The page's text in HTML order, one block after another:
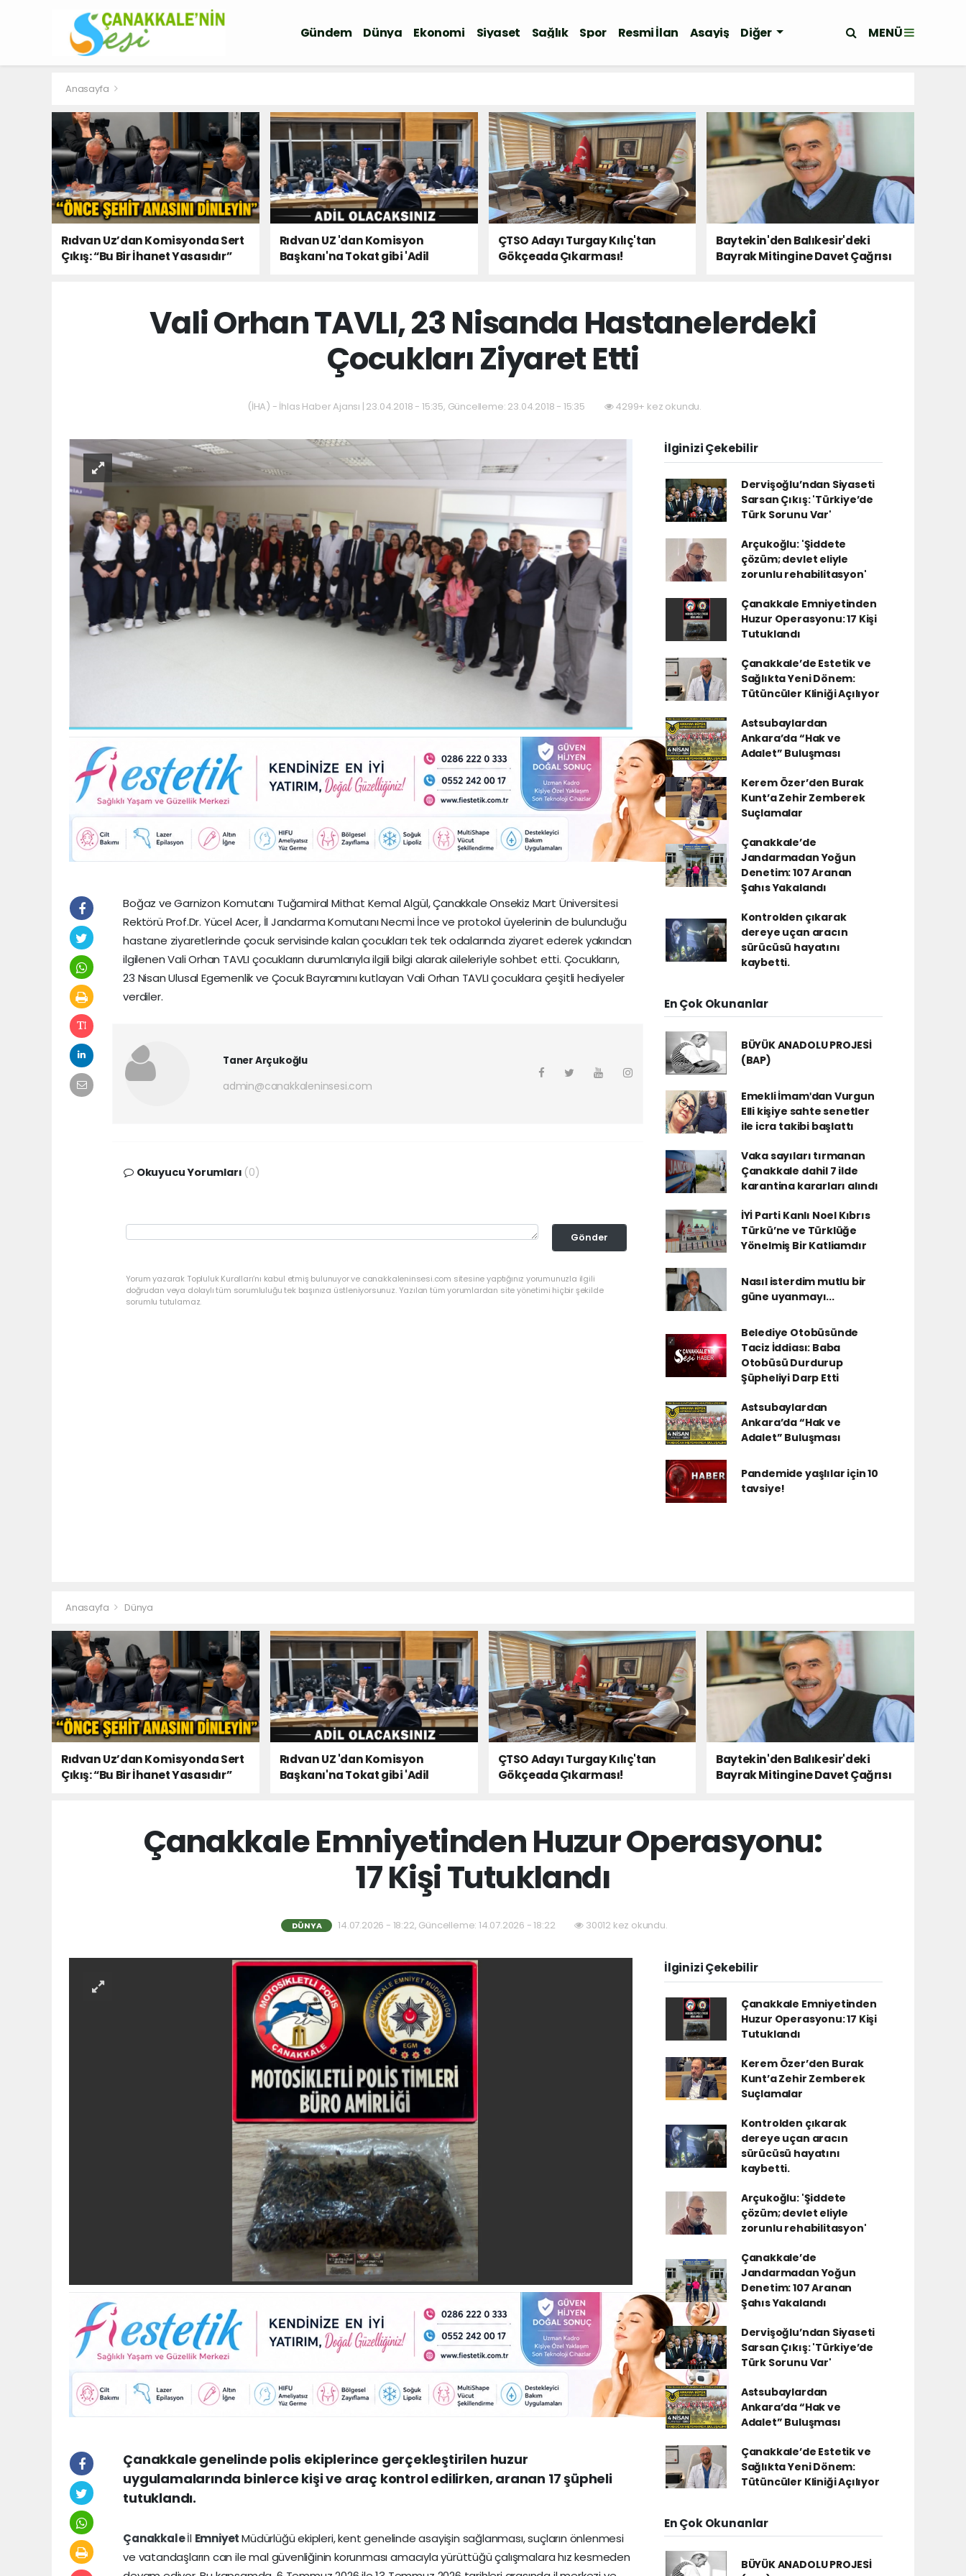
Gündem Dünya Ekonomi Siyaset Sağlık Spor Resmi İlan Asayiş Diğer MENÜ
Anasayfa
Rıdvan Uz’dan Komisyonda Sert
Çıkış: “Bu Bir İhanet Yasasıdır”
Rıdvan UZ 'dan Komisyon
Başkanı'na Tokat gibi 'Adil
ÇTSO Adayı Turgay Kılıç'tan
Gökçeada Çıkarması!
Baytekin'den Balıkesir'deki
Bayrak Mitingine Davet Çağrısı
Vali Orhan TAVLI, 23 Nisanda Hastanelerdeki
Çocukları Ziyaret Etti
(İHA) - İhlas Haber Ajansı | 23.04.2018 - 15:35, Güncelleme: 23.04.2018 - 15:35 4299+ kez okundu.
Boğaz ve Garnizon Komutanı Tuğamiral Mithat Kemal Algül, Çanakkale Onsekiz Mart Üniversitesi
Rektörü Prof.Dr. Yücel Acer, İl Jandarma Komutanı Necmi İnce ve protokol üyelerinin de bulunduğu
hastane ziyaretlerinde çocuk servisinde kalan çocukları tek tek odalarında ziyaret ederek yakından
ilgilenen Vali Orhan TAVLI çocukların durumlarıyla ilgili bilgi alarak aileleriyle sohbet etti. Çocukların,
23 Nisan Ulusal Egemenlik ve Çocuk Bayramını kutlayan Vali Orhan TAVLI çocuklara çeşitli hediyeler
verdiler.
Taner Arçukoğlu
admin@canakkaleninsesi.com
Okuyucu Yorumları (0)
Gönder
Yorum yazarak Topluluk Kuralları’nı kabul etmiş bulunuyor ve canakkaleninsesi.com sitesine yaptığınız yorumunuzla ilgili
doğrudan veya dolaylı tüm sorumluluğu tek başınıza üstleniyorsunuz. Yazılan tüm yorumlardan site yönetimi hiçbir şekilde
sorumlu tutulamaz.
İlginizi Çekebilir
Dervişoğlu’ndan Siyaseti
Sarsan Çıkış: 'Türkiye’de
Türk Sorunu Var'
Arçukoğlu: 'Şiddete
çözüm; devlet eliyle
zorunlu rehabilitasyon'
Çanakkale Emniyetinden
Huzur Operasyonu: 17 Kişi
Tutuklandı
Çanakkale’de Estetik ve
Sağlıkta Yeni Dönem:
Tütüncüler Kliniği Açılıyor
Astsubaylardan
Ankara’da “Hak ve
Adalet” Buluşması
Kerem Özer’den Burak
Kunt’a Zehir Zemberek
Suçlamalar
Çanakkale’de
Jandarmadan Yoğun
Denetim: 107 Aranan
Şahıs Yakalandı
Kontrolden çıkarak
dereye uçan aracın
sürücüsü hayatını
kaybetti.
En Çok Okunanlar
BÜYÜK ANADOLU PROJESİ
(BAP)
Emekli İmamʹdan Vurgun
Elli kişiye sahte senetler
ile icra takibi başlattı
Vaka sayıları tırmanan
Çanakkale dahil 7 ilde
karantina kararları alındı
İYİ Parti Kanlı Noel Kıbrıs
Türkü’ne ve Türklüğe
Yönelmiş Bir Katliamdır
Nasıl isterdim mutlu bir
güne uyanmayı...
Belediye Otobüsünde
Taciz İddiası: Baba
Otobüsü Durdurup
Şüpheliyi Darp Etti
Astsubaylardan
Ankara’da “Hak ve
Adalet” Buluşması
Pandemide yaşlılar için 10
tavsiye!
Anasayfa Dünya
Rıdvan Uz’dan Komisyonda Sert
Çıkış: “Bu Bir İhanet Yasasıdır”
Rıdvan UZ 'dan Komisyon
Başkanı'na Tokat gibi 'Adil
ÇTSO Adayı Turgay Kılıç'tan
Gökçeada Çıkarması!
Baytekin'den Balıkesir'deki
Bayrak Mitingine Davet Çağrısı
Çanakkale Emniyetinden Huzur Operasyonu:
17 Kişi Tutuklandı
DÜNYA 14.07.2026 - 18:22, Güncelleme: 14.07.2026 - 18:22 30012 kez okundu.
Çanakkale genelinde polis ekiplerince gerçekleştirilen huzur
uygulamalarında binlerce kişi ve araç kontrol edilirken, aranan 17 şüpheli
tutuklandı.
Çanakkaleİl EmniyetMüdürlüğü ekipleri, kent genelinde asayişin sağlanması, suçların önlenmesi
ve vatandaşların can ile mal güvenliğinin korunması amacıyla yürüttüğü çalışmalara hız kesmeden
İlginizi Çekebilir
Çanakkale Emniyetinden
Huzur Operasyonu: 17 Kişi
Tutuklandı
Kerem Özer’den Burak
Kunt’a Zehir Zemberek
Suçlamalar
Kontrolden çıkarak
dereye uçan aracın
sürücüsü hayatını
kaybetti.
Arçukoğlu: 'Şiddete
çözüm; devlet eliyle
zorunlu rehabilitasyon'
Çanakkale’de
Jandarmadan Yoğun
Denetim: 107 Aranan
Şahıs Yakalandı
Dervişoğlu’ndan Siyaseti
Sarsan Çıkış: 'Türkiye’de
Türk Sorunu Var'
Astsubaylardan
Ankara’da “Hak ve
Adalet” Buluşması
Çanakkale’de Estetik ve
Sağlıkta Yeni Dönem:
Tütüncüler Kliniği Açılıyor
En Çok Okunanlar
BÜYÜK ANADOLU PROJESİ